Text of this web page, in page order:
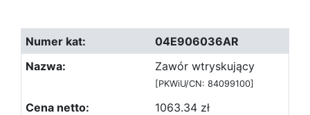
04E906036AR
Zawór wtryskujący
[PKWiU/CN: 84099100]
1063.34 zł